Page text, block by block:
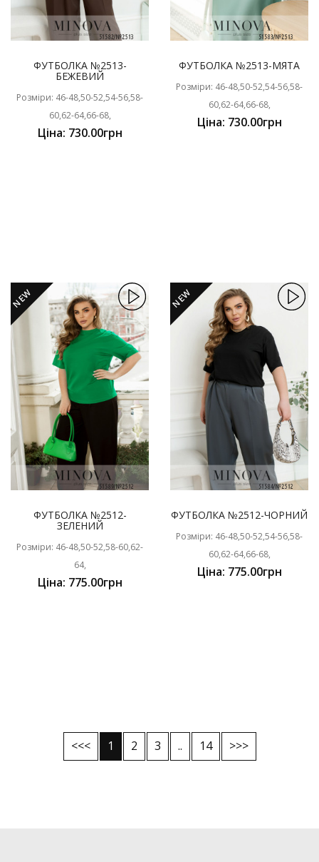
ФУТБОЛКА №2513-
БЕЖЕВИЙ
Розміри: 46-48,50-52,54-56,58-
60,62-64,66-68,
Ціна: 730.00грн
ФУТБОЛКА №2513-МЯТА
Розміри: 46-48,50-52,54-56,58-
60,62-64,66-68,
Ціна: 730.00грн
NEW
ФУТБОЛКА №2512-
ЗЕЛЕНИЙ
Розміри: 46-48,50-52,58-60,62-
64,
Ціна: 775.00грн
NEW
ФУТБОЛКА №2512-ЧОРНИЙ
Розміри: 46-48,50-52,54-56,58-
60,62-64,66-68,
Ціна: 775.00грн
<<< 1 2 3 .. 14 >>>